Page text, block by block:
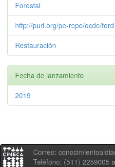
Forestal
http://purl.org/pe-repo/ocde/
Restauración
Fecha de lanzamiento
2019
Correo:
Teléfono: (511) 2259005